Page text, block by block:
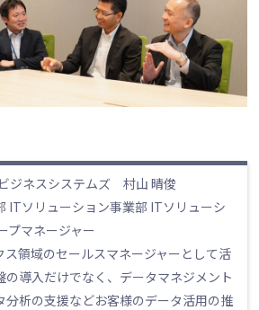
ジネスシステムズ 村山 晴俊
ITソリューション事業部 ITソリューシ
プマネージャー
ス領域のセールスマネージャーとして活
の導入だけでなく、データマネジメント
分析の支援などお客様のデータ活用の推